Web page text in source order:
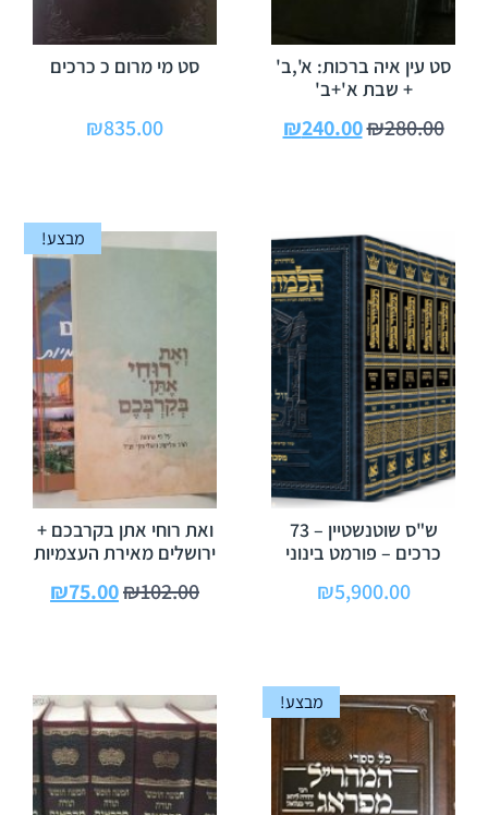
סט עין איה ברכות: א',ב'
+ שבת א'+ב'
₪280.00
₪240.00
סט מי מרום כ כרכים
₪835.00
ש"ס שוטנשטיין – 73
כרכים – פורמט בינוני
₪5,900.00
מבצע!
ואת רוחי אתן בקרבכם +
ירושלים מאירת העצמיות
₪102.00
₪75.00
מבצע!